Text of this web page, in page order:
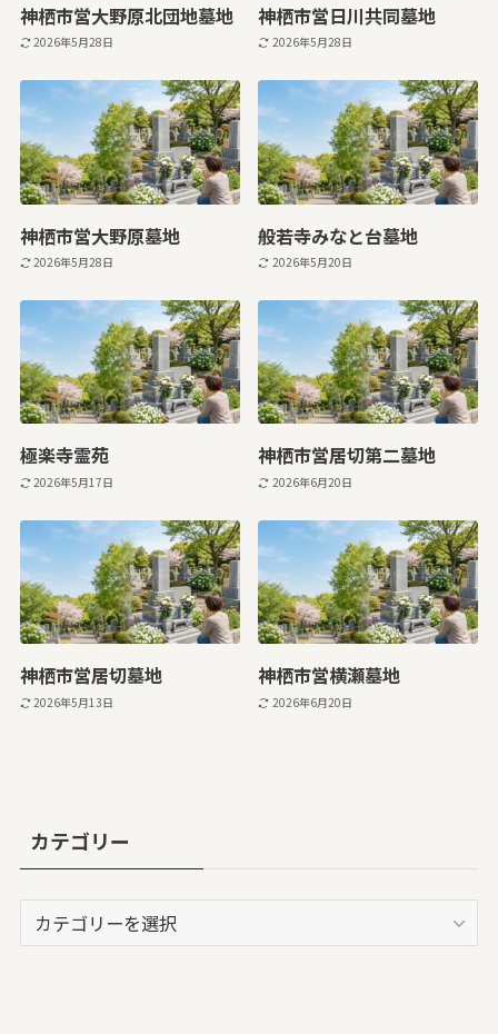
神栖市営大野原北団地墓地
2026年5月28日
神栖市営日川共同墓地
2026年5月28日
神栖市営大野原墓地
2026年5月28日
般若寺みなと台墓地
2026年5月20日
極楽寺霊苑
2026年5月17日
神栖市営居切第二墓地
2026年6月20日
神栖市営居切墓地
2026年5月13日
神栖市営横瀬墓地
2026年6月20日
カテゴリー
テ